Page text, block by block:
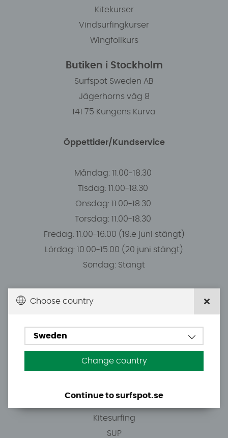
Kitekurser
Vindsurfingkurser
Wingfoilkurs
Butiken i Stockholm
Surfspot Sweden AB
Jägerhorns väg 8
141 75 Kungens Kurva
Öppettider/Kundservice
Måndag: 11.00-18.30
Tisdag: 11.00-18.30
Onsdag: 11.00-18.30
Torsdag: 11.00-18.30
Fredag: 11.00-16:00 (19:e juni stängt)
Lördag: 10.00-15.00 (20 juni stängt)
Söndag: Stängt
Du kan hämta ordrar efter överenskommelse från
E-post: info@surfspot.se
Kitesurfing
SUP
Choose country
Sweden
Change country
Continue to surfspot.se